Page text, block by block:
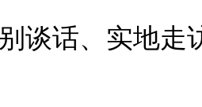
话、实地走